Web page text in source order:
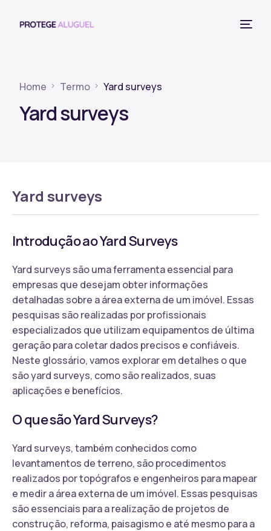
Home Termo Yard surveys
Yard surveys
Yard surveys
Introdução ao Yard Surveys
Yard surveys são uma ferramenta essencial para
empresas que desejam obter informações
detalhadas sobre a área externa de um imóvel. Essas
pesquisas são realizadas por profissionais
especializados que utilizam equipamentos de última
geração para coletar dados precisos e confiáveis.
Neste glossário, vamos explorar em detalhes o que
são yard surveys, como são realizados, suas
aplicações e benefícios.
O que são Yard Surveys?
Yard surveys, também conhecidos como
levantamentos de terreno, são procedimentos
realizados por topógrafos e engenheiros para mapear
e medir a área externa de um imóvel. Essas pesquisas
são essenciais para a realização de projetos de
construção, reforma, paisagismo e até mesmo para a